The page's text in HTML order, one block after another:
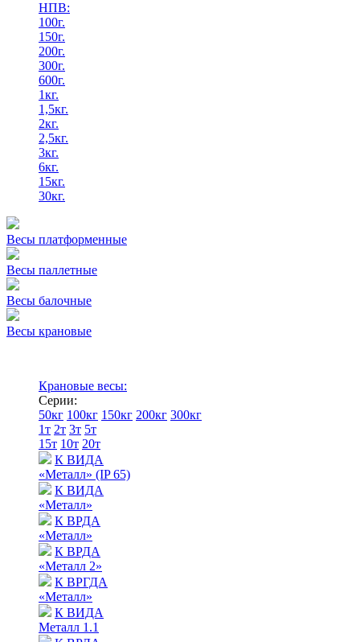
НПВ:
100г.
150г.
200г.
300г.
600г.
1кг.
1,5кг.
2кг.
2,5кг.
3кг.
6кг.
15кг.
30кг.
Весы платформенные
Весы паллетные
Весы балочные
Весы крановые
Крановые весы:
Серии:
50кг 100кг 150кг 200кг 300кг
1т 2т 3т 5т
15т 10т 20т
К ВИДА
«Металл» (IP 65)
К ВИДА
«Металл»
К ВРДА
«Металл»
К ВРДА
«Металл 2»
К ВРГДА
«Металл»
К ВИДА
Металл 1.1